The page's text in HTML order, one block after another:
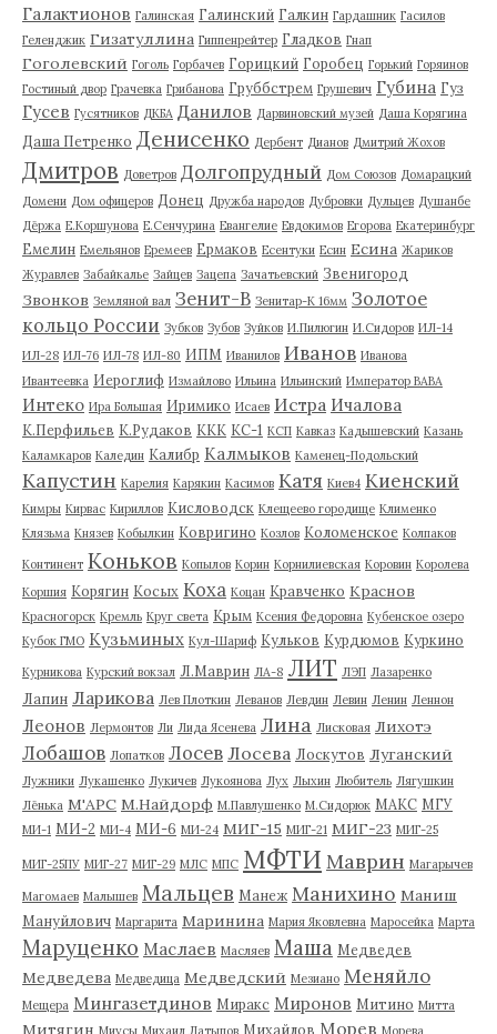
Галактионов Галинская Галинский Галкин Гардашник Гасилов
Геленджик Гизатуллина Гиппенрейтер Гладков Гнап
Гоголевский Гоголь Горбачев Горицкий Горобец Горький Горяинов
Гостиный двор Грачевка Грибанова Груббстрем Грушевич Губина Гуз
Гусев Гусятников ДКБА Данилов Дарвиновский музей Даша Корягина
Даша Петренко Денисенко Дербент Дианов Дмитрий Жохов
Дмитров Доветров Долгопрудный Дом Союзов Домарацкий
Домени Дом офицеров Донец Дружба народов Дубровки Дульцев Душанбе
Дёржа Е.Коршунова Е.Сенчурина Евангелие Евдокимов Егорова Екатеринбург
Емелин Емельянов Еремеев Ермаков Есентуки Есин Есина Жариков
Журавлев Забайкалье Зайцев Зацепа Зачатьевский Звенигород
Звонков Земляной вал Зенит-В Зенитар-К 16мм Золотое
кольцо России Зубков Зубов Зуйков И.Пилюгин И.Сидоров ИЛ-14
ИЛ-28 ИЛ-76 ИЛ-78 ИЛ-80 ИПМ Иванилов Иванов Иванова
Ивантеевка Иероглиф Измайлово Ильина Ильинский Император ВАВА
Интеко Ира Большая Иримико Исаев Истра Ичалова
К.Перфильев К.Рудаков ККК КС-1 КСП Кавказ Кадышевский Казань
Каламкаров Каледин Калибр Калмыков Каменец-Подольский
Капустин Карелия Карякин Касимов Катя Киев4 Киенский
Кимры Кирвас Кириллов Кисловодск Клещеево городище Клименко
Клязьма Князев Кобылкин Ковригино Козлов Коломенское Колпаков
Континент Коньков Копылов Корин Корнилиевская Коровин Королева
Коршия Корягин Косых Коха Коцан Кравченко Краснов
Красногорск Кремль Круг света Крым Ксения Федоровна Кубенское озеро
Кубок ГМО Кузьминых Кул-Шариф Кульков Курдюмов Куркино
Курникова Курский вокзал Л.Маврин ЛА-8 ЛИТ ЛЭП Лазаренко
Лапин Ларикова Лев Плоткин Леванов Левдин Левин Ленин Леннон
Леонов Лермонтов Ли Лида Ясенева Лина Лисковая Лихотэ
Лобашов Лопатков Лосев Лосева Лоскутов Луганский
Лужники Лукашенко Лукичев Лукоянова Лух Лыхин Любитель Лягушкин
Лёнька М'АРС М.Найдорф М.Павлушенко М.Сидорюк МАКС МГУ
МИ-1 МИ-2 МИ-4 МИ-6 МИ-24 МИГ-15 МИГ-21 МИГ-23 МИГ-25
МИГ-25ПУ МИГ-27 МИГ-29 МЛС МПС МФТИ Маврин Магарычев
Магомаев Малышев Мальцев Манеж Манихино Маниш
Мануйлович Маргарита Маринина Мария Яковлевна Маросейка Марта
Маруценко Маслаев Масляев Маша Медведев
Медведева Медведица Медведский Мезиано Меняйло
Мещера Мингазетдинов Миракс Миронов Митино Митта
Митягин Миусы Михаил Латыпов Михайлов Морев Морева